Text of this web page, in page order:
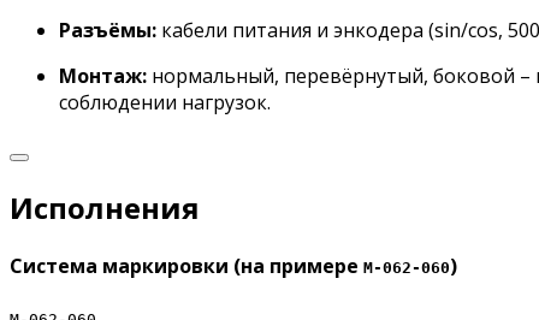
Разъёмы: кабели питания и энкодера (sin/cos,
Монтаж: нормальный, перевёрнутый, боковой
соблюдении нагрузок.
Исполнения
Система маркировки (на примере M-062-060)